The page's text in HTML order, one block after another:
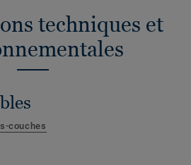
techniques et
couches